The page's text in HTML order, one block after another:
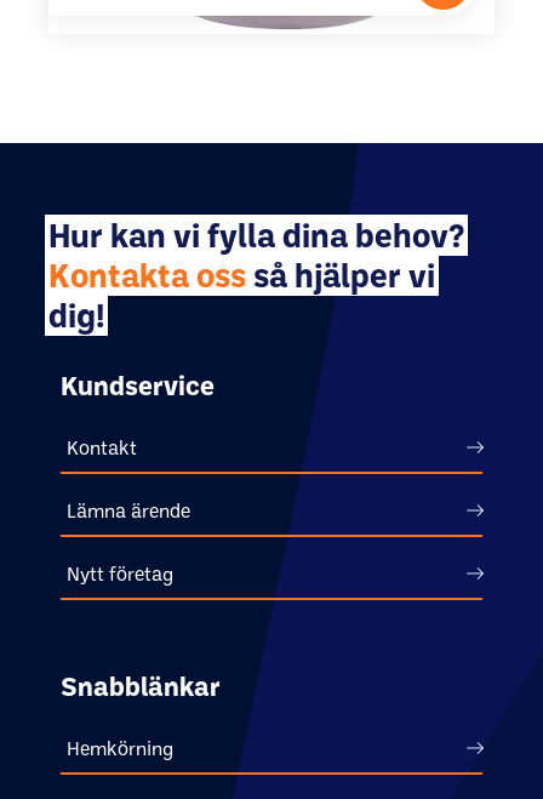
Hur kan vi fylla dina behov?
Kontakta oss så hjälper vi
dig!
Kundservice
Kontakt
Lämna ärende
Nytt företag
Snabblänkar
Hemkörning